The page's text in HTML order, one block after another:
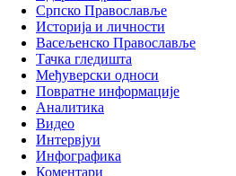
Српско Православље
Историја и личности
Васељенско Православље
Тачка гледишта
Међуверски односи
Повратне информације
Аналитика
Видео
Интервјуи
Инфографика
Коментари